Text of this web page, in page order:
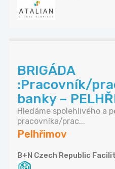
BRIGÁDA
:Pracovník/
banky –
Hledáme spolehlivého a
pracovníka/prac...
Pelhřimov
B+N Czech Republic